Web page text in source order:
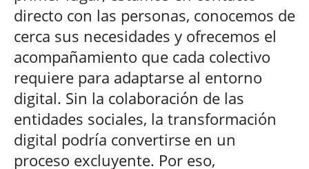
directo con las personas, conocemos de
cerca sus necesidades y ofrecemos el
acompañamiento que cada colectivo
requiere para adaptarse al entorno
digital. Sin la colaboración de las
entidades sociales, la transformación
digital podría convertirse en un
proceso excluyente. Por eso,